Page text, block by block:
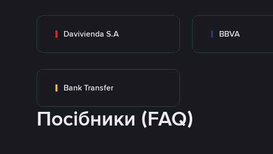
Davivienda S.A BBVA
Bank Transfer
Посібники (FAQ)